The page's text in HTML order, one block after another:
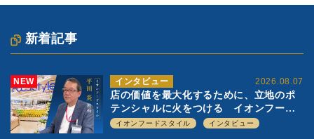
新着記事
NEW 2026.08.07
インタビュー
店の価値を最大化するために、立地のポ
テンシャルに火をつける イオンフード
スタイル 平田 炎社長
イオンフードスタイル インタビュー